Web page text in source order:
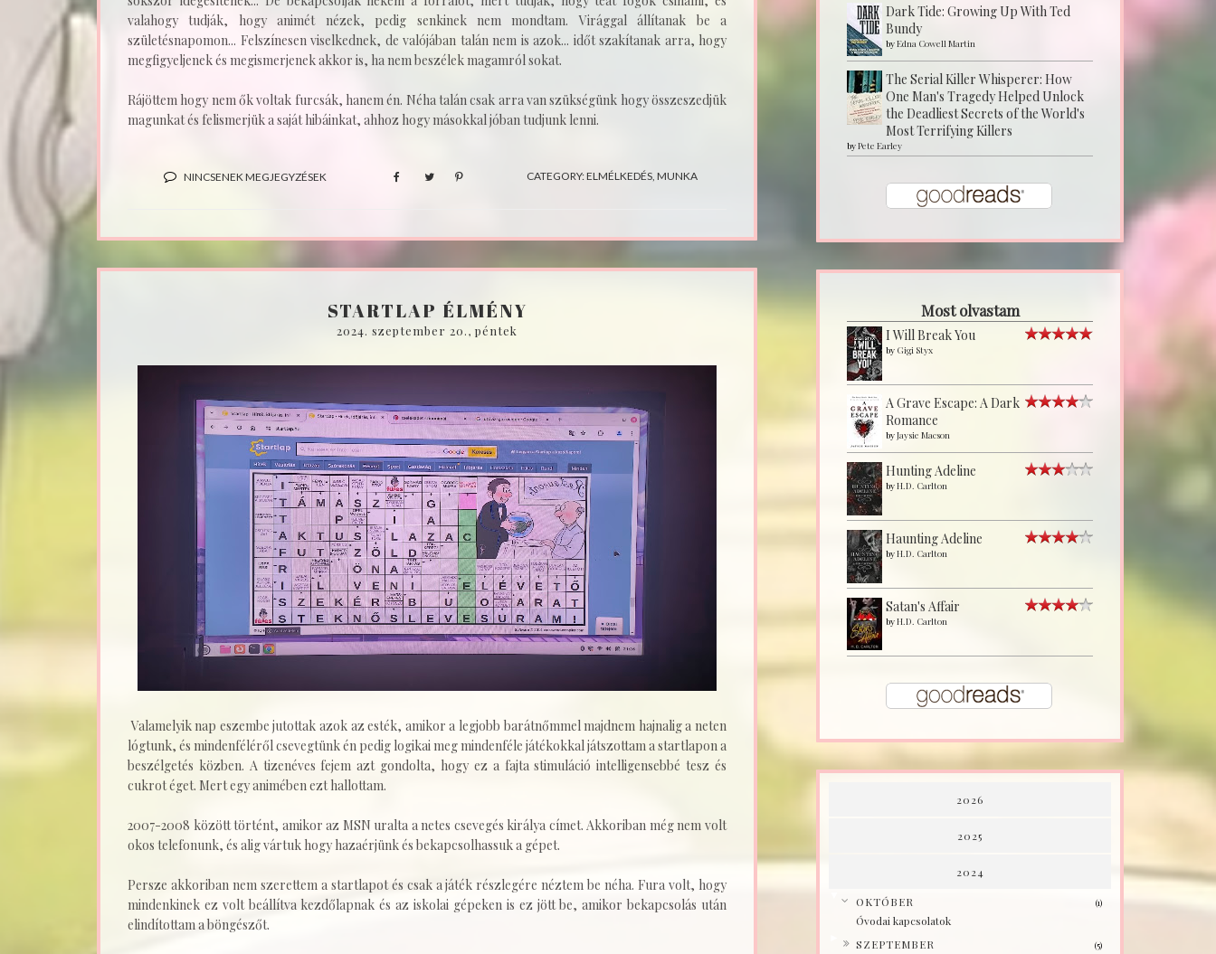
valahogy tudják, hogy animét nézek, pedig senkinek nem mondtam. Virággal állítanak be a
születésnapomon... Felszínesen viselkednek, de valójában talán nem is azok... időt szakítanak arra, hogy
megfigyeljenek és megismerjenek akkor is, ha nem beszélek magamról sokat.
Rájöttem hogy nem ők voltak furcsák, hanem én. Néha talán csak arra van szükségünk hogy összeszedjük
magunkat és felismerjük a saját hibáinkat, ahhoz hogy másokkal jóban tudjunk lenni.
NINCSENEK MEGJEGYZÉSEK CATEGORY:ELMÉLKEDÉS MUNKA
STARTLAP ÉLMÉNY
2024. szeptember 20., péntek
Valamelyik nap eszembe jutottak azok az esték, amikor a legjobb barátnőmmel majdnem hajnalig a neten
lógtunk, és mindenféléről csevegtünk én pedig logikai meg mindenféle játékokkal játszottam a startlapon a
beszélgetés közben. A tizenéves fejem azt gondolta, hogy ez a fajta stimuláció intelligensebbé tesz és
cukrot éget. Mert egy animében ezt hallottam.
2007-2008 között történt, amikor az MSN uralta a netes csevegés királya címet. Akkoriban még nem volt
okos telefonunk, és alig vártuk hogy hazaérjünk és bekapcsolhassuk a gépet.
Persze akkoriban nem szerettem a startlapot és csak a játék részlegére néztem be néha. Fura volt, hogy
mindenkinek ez volt beállítva kezdőlapnak és az iskolai gépeken is ez jött be, amikor bekapcsolás után
elindítottam a böngészőt.
Dark Tide: Growing Up With Ted
Bundy
byEdna Cowell Martin
The Serial Killer Whisperer: How
One Man's Tragedy Helped Unlock
the Deadliest Secrets of the World's
Most Terrifying Killers
byPete Earley
Most olvastam
I Will Break You
by Gigi Styx
A Grave Escape: A Dark
Romance
byJaysie Macson
Hunting Adeline
byH.D. Carlton
Haunting Adeline
byH.D. Carlton
Satan's Affair
byH.D. Carlton
2026
2025
2024
OKTÓBER (1)
Óvodai kapcsolatok
SZEPTEMBER (5)